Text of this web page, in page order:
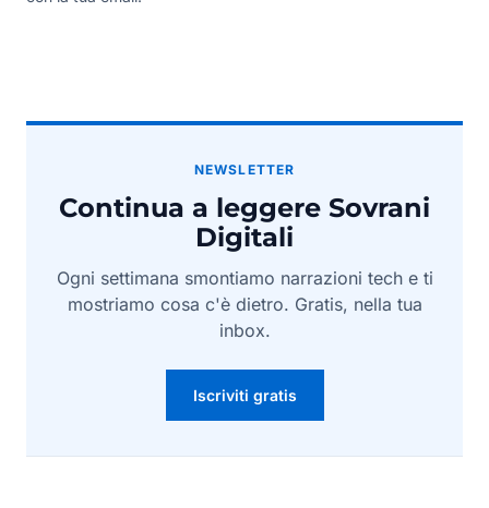
NEWSLETTER
Continua a leggere Sovrani
Digitali
Ogni settimana smontiamo narrazioni tech e ti
mostriamo cosa c'è dietro. Gratis, nella tua
inbox.
Iscriviti gratis